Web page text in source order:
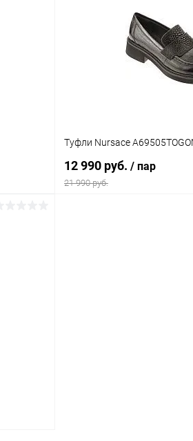
Купить в 1 клик
В избранное
Туфли Nursace
12 990 руб. / пар
21 990 руб.